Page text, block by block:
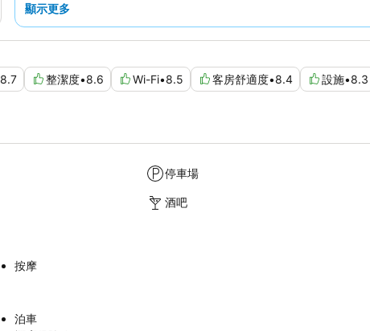
顯示更多
8.7 整潔度•8.6 Wi-Fi•8.5 客房舒適度•8.4 設施•8.3
停車場
酒吧
按摩
泊車